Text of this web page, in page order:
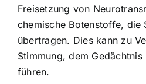
Freisetzung von
chemische Botenstoffe, die
übertragen. Dies kann zu
Stimmung, dem
führen.